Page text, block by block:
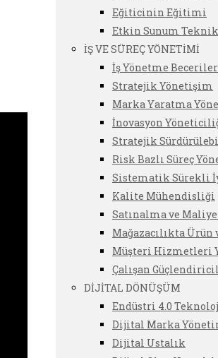
Eğiticinin Eğitimi
Etkin Sunum
İŞ VE SÜREÇ YÖNETİMİ
İş Yönetme
Stratejik Yönetişim
Marka Yaratma
İnovasyon
Stratejik
Risk Bazlı Süreç
Sistematik Sürekli
Kalite Mühendisliği
Satınalma ve
Mağazacılıkta
Müşteri Hizmetleri
Çalışan
DİJİTAL DÖNÜŞÜM
Endüstri 4.0
Dijital Marka
Dijital Ustalık